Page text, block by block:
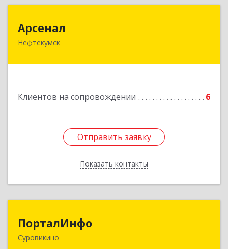
Арсенал
Нефтекумск
Клиентов на сопровождении 6
Отправить заявку
Показать контакты
Отправить заявку
Назад
ПорталИнфо
Суровикино
404414, г.Суровкино Волгоградской обл. ул. 1-й